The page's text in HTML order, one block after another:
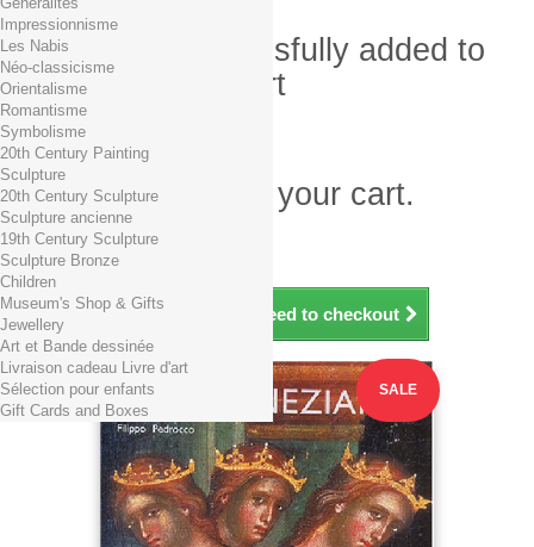
Product successfully added to
your shopping cart
Quantity
Total
There is 1 item in your cart.
Total products (tax incl.)
Total shipping TTC
Total (tax incl.)
Continue shopping Proceed to checkout
Impressionnisme
Les Nabis
Néo-classicisme
Orientalisme
Romantisme
Symbolisme
20th Century Painting
Sculpture
20th Century Sculpture
Sculpture ancienne
19th Century Sculpture
Sculpture Bronze
Children
Museum's Shop & Gifts
Jewellery
Art et Bande dessinée
Livraison cadeau Livre d'art
Sélection pour enfants
Gift Cards and Boxes
SALE